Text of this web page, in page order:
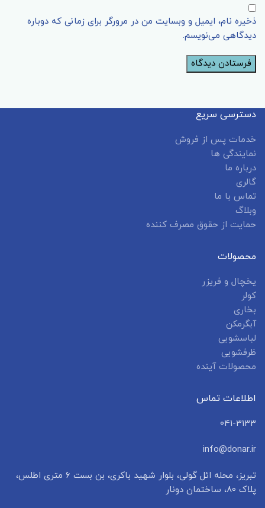
ذخیره نام، ایمیل و وبسایت من در مرورگر برای زمانی که دوباره
دیدگاهی می‌نویسم.
دسترسی سریع
خدمات پس از فروش
نمایندگی ها
درباره ما
گالری
تماس با ما
وبلاگ
حمایت از حقوق مصرف کننده
محصولات
یخچال و فریزر
کولر
بخاری
آبگرمکن
لباسشویی
ظرفشویی
محصولات آینده
اطلاعات تماس
041-3133
info@donar.ir
تبریز، محله ائل گولی، بلوار شهید باکری، بن بست ۶ متری اطلس،
پلاک 80، ساختمان دونار